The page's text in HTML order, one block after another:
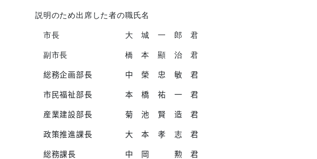
説明のため出席した者の職氏名
市長 大 城 一 郎 君
副市長 橋 本 顯 治 君
総務企画部長 中 榮 忠 敏 君
市民福祉部長 本 橋 祐 一 君
産業建設部長 菊 池 賢 造 君
政策推進課長 大 本 孝 志 君
総務課長 中 岡 勲 君